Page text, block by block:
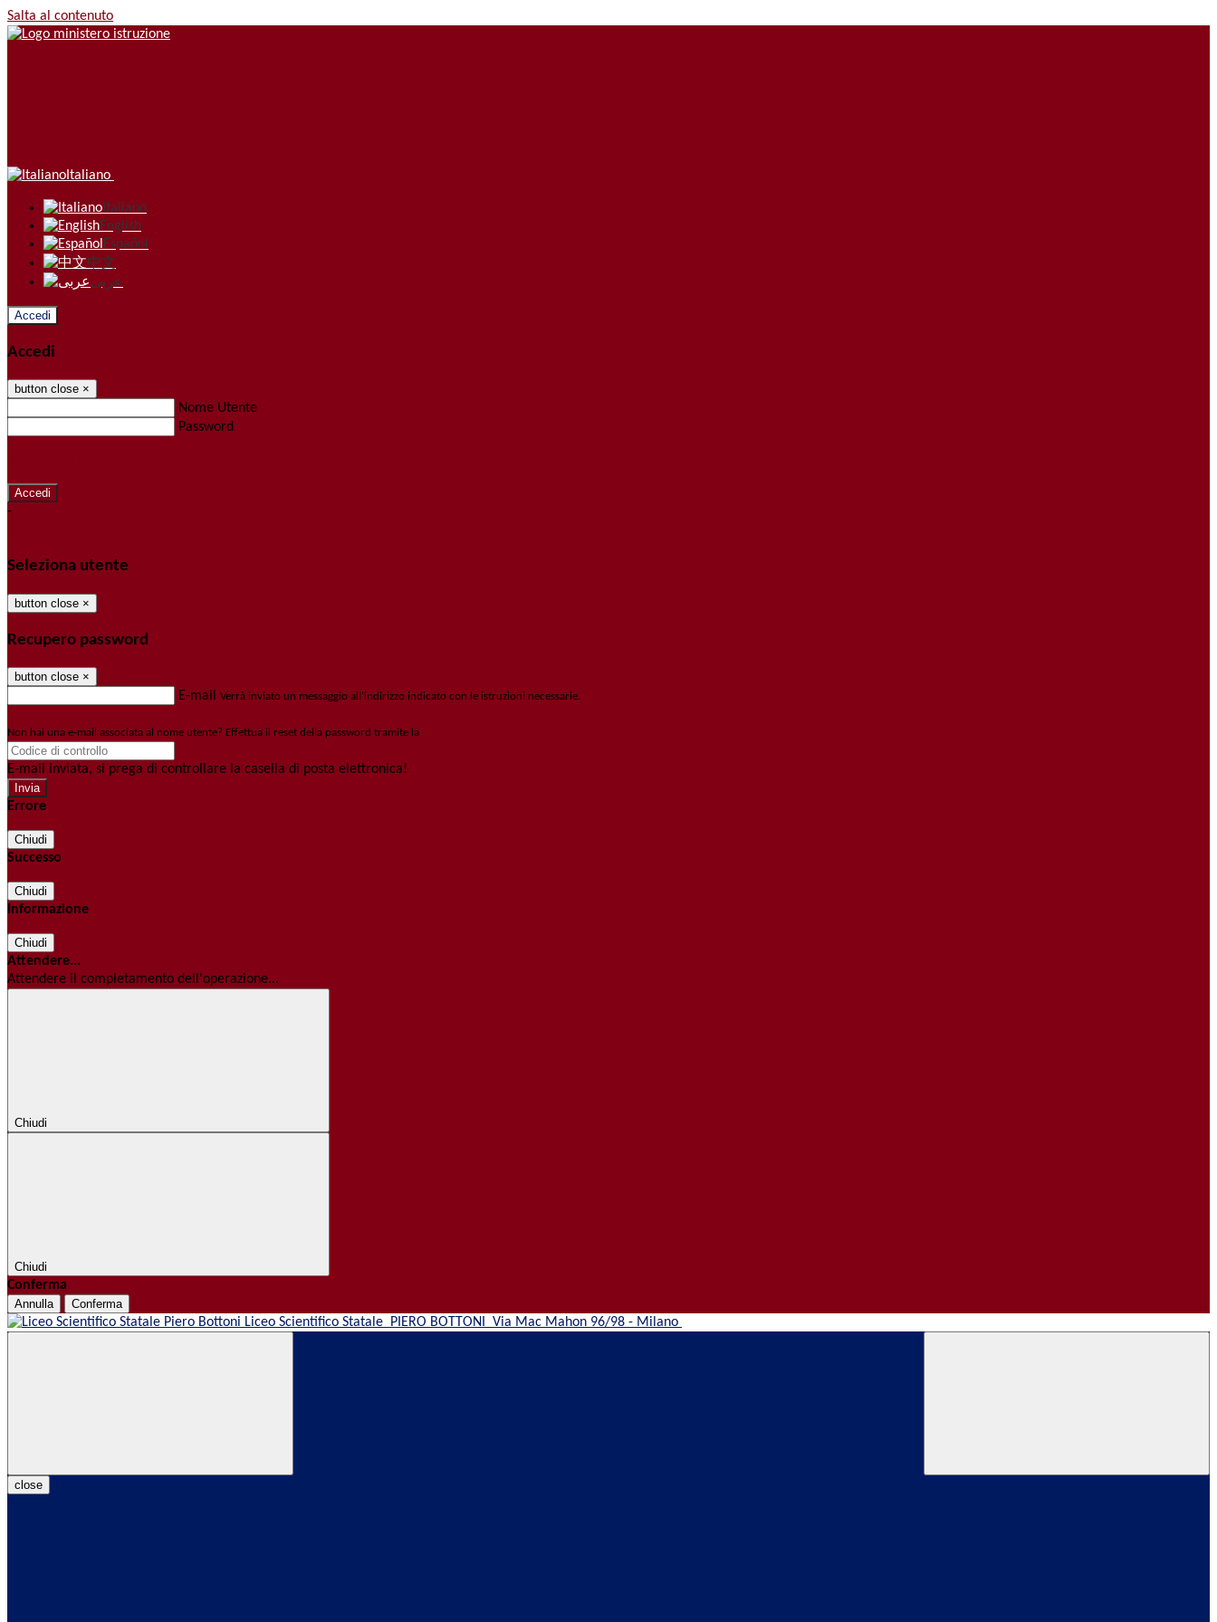
Salta al contenuto
Italiano
Italiano
English
Español
中文
عربى
Accedi
Accedi
button close ×
Nome Utente
Password
-
Seleziona utente
button close ×
Recupero password
button close ×
E-mail Verrà inviato un messaggio all'indirizzo indicato con le istruzioni necessarie.
Non hai una e-mail associata al nome utente? Effettua il reset della password tramite la
E-mail inviata, si prega di controllare la casella di posta elettronica!
Errore
Chiudi
Successo
Chiudi
Informazione
Chiudi
Attendere...
Attendere il completamento dell'operazione...
Chiudi
Chiudi
Conferma
Annulla Conferma
Liceo Scientifico Statale PIERO BOTTONI Via Mac Mahon 96/98 - Milano
close